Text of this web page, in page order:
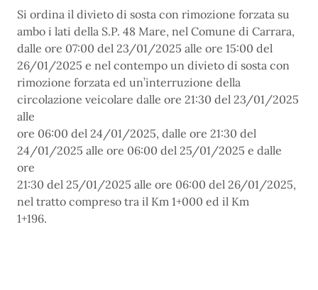
Si ordina il divieto di sosta con rimozione forzata su
ambo i lati della S.P. 48 Mare, nel Comune di Carrara,
dalle ore 07:00 del 23/01/2025 alle ore 15:00 del
26/01/2025 e nel contempo un divieto di sosta con
rimozione forzata ed un’interruzione della
circolazione veicolare dalle ore 21:30 del 23/01/2025
alle
ore 06:00 del 24/01/2025, dalle ore 21:30 del
24/01/2025 alle ore 06:00 del 25/01/2025 e dalle
ore
21:30 del 25/01/2025 alle ore 06:00 del 26/01/2025,
nel tratto compreso tra il Km 1+000 ed il Km
1+196.